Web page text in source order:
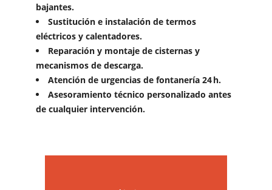
bajantes.
Sustitución e instalación de termos
eléctricos y calentadores.
Reparación y montaje de cisternas y
mecanismos de descarga.
Atención de urgencias de fontanería 24 h.
Asesoramiento técnico personalizado antes
de cualquier intervención.